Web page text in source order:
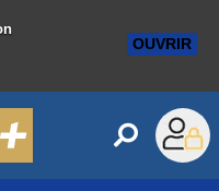
OUVRIR